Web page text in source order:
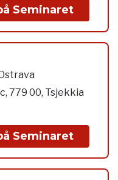
Seminaret
779 00, Tsjekkia
Seminaret